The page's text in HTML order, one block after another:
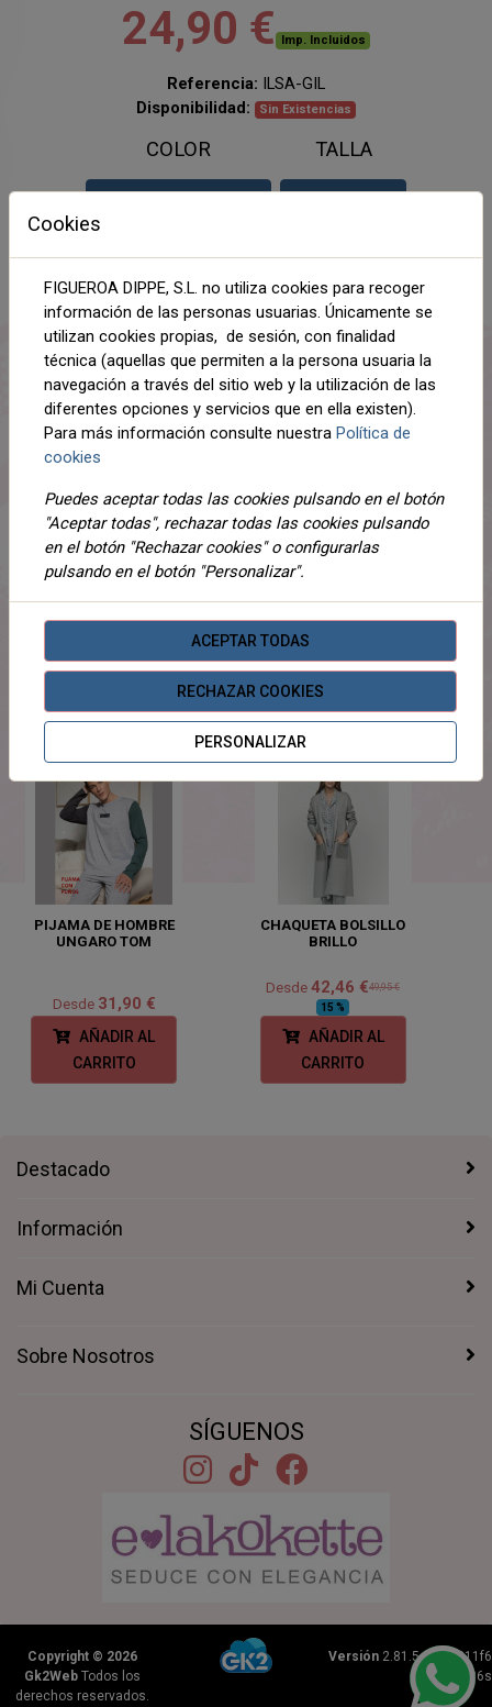
24,90 € Imp. Incluidos
Referencia:
ILSA-GIL
Disponibilidad:
Sin Existencias
COLOR TALLA
Compartir
DESCRIPCIÓN
ADJUNTOS
OPINIONES
¡Este producto no tiene descripción!
PRODUCTOSRELACIONADOS
PIJAMA DE HOMBRE
UNGARO TOM
Desde 31,90 €
AÑADIR AL
CARRITO
CHAQUETA BOLSILLO
BRILLO
Desde42,46 €49,95 €
15 %
AÑADIR AL
CARRITO
Destacado
Información
Mi Cuenta
Sobre Nosotros
SÍGUENOS
Copyright © 2026
Gk2WebTodos los
derechos reservados.
Versión2.81.5+1b46211f6
0.2136s
Cookies
FIGUEROA DIPPE, S.L. no utiliza cookies para recoger
información de las personas usuarias. Únicamente se
utilizan cookies propias, de sesión, con finalidad
técnica (aquellas que permiten a la persona usuaria la
navegación a través del sitio web y la utilización de las
diferentes opciones y servicios que en ella existen).
Para más información consulte nuestra Política de
cookies
Puedes aceptar todas las cookies pulsando en el botón
"Aceptar todas", rechazar todas las cookies pulsando
en el botón "Rechazar cookies" o configurarlas
pulsando en el botón "Personalizar".
ACEPTAR TODAS
RECHAZAR COOKIES
PERSONALIZAR